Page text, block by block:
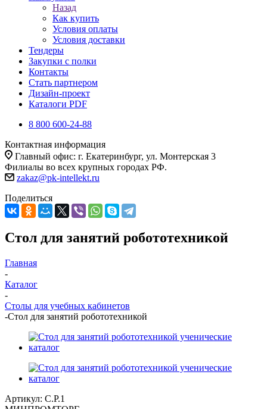
Назад
Как купить
Условия оплаты
Условия доставки
Тендеры
Закупки с полки
Контакты
Стать партнером
Дизайн-проект
Каталоги PDF
8 800 600-24-88
Контактная информация
Главный офис: г. Екатеринбург, ул. Монтерская 3
Филиалы во всех крупных городах РФ.
zakaz@pk-intellekt.ru
Поделиться
Стол для занятий робототехникой
Главная
-
Каталог
-
Столы для учебных кабинетов
-Стол для занятий робототехникой
Артикул: С.Р.1